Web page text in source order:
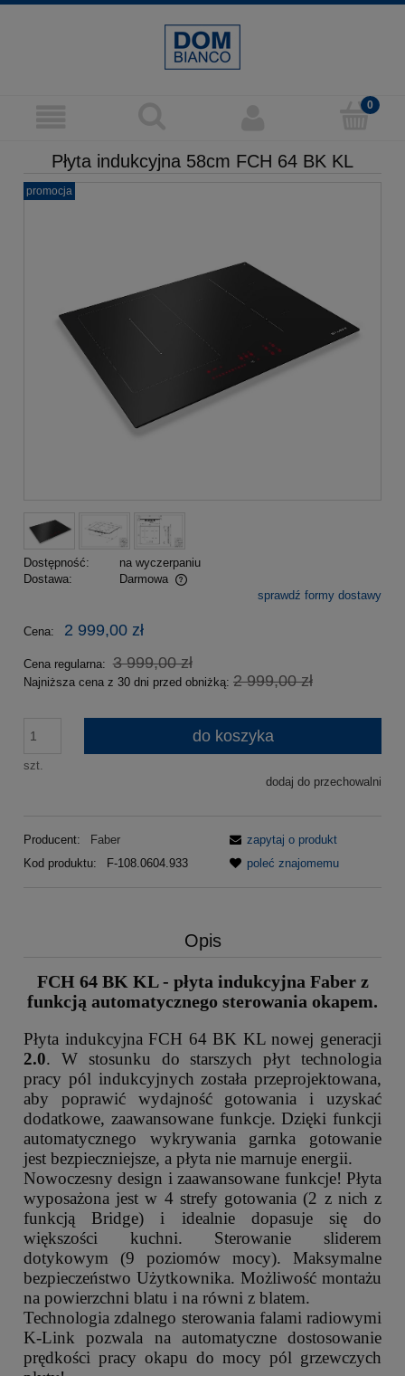
Płyta indukcyjna 58cm FCH 64 BK KL
promocja
Dostępność:
na wyczerpaniu
Dostawa:
Darmowa
Cena nie zawiera ewentualnych kosztów płatnościsprawdź formy dostawy
Cena: 2 999,00 zł
Cena regularna: 3 999,00 zł
Najniższa cena z 30 dni przed obniżką: 2 999,00 zł
szt.
do koszyka
dodaj do przechowalni
Producent:
Faber
Kod produktu:
F-108.0604.933
zapytaj o produkt
poleć znajomemu
Opis
FCH 64 BK KL - płyta indukcyjna Faber z
funkcją automatycznego sterowania okapem.
Płyta indukcyjna FCH 64 BK KL nowej generacji
2.0. W stosunku do starszych płyt technologia
pracy pól indukcyjnych została przeprojektowana,
aby poprawić wydajność gotowania i uzyskać
dodatkowe, zaawansowane funkcje. Dzięki funkcji
automatycznego wykrywania garnka gotowanie
jest bezpieczniejsze, a płyta nie marnuje energii.
Nowoczesny design i zaawansowane funkcje! Płyta
wyposażona jest w 4 strefy gotowania (2 z nich z
funkcją Bridge) i idealnie dopasuje się do
większości kuchni. Sterowanie sliderem
dotykowym (9 poziomów mocy). Maksymalne
bezpieczeństwo Użytkownika. Możliwość montażu
na powierzchni blatu i na równi z blatem.
Technologia zdalnego sterowania falami radiowymi
K-Link pozwala na automatyczne dostosowanie
prędkości pracy okapu do mocy pól grzewczych